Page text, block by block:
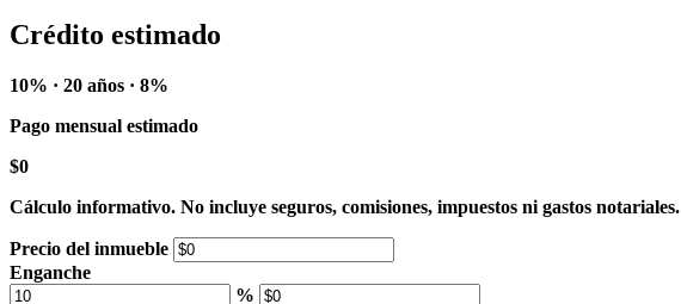
Crédito estimado
10% · 20 años · 8%
Pago mensual estimado
$0
Cálculo informativo. No incluye seguros, comisiones, impuestos ni gastos notariales.
Precio del inmueble
Enganche
%